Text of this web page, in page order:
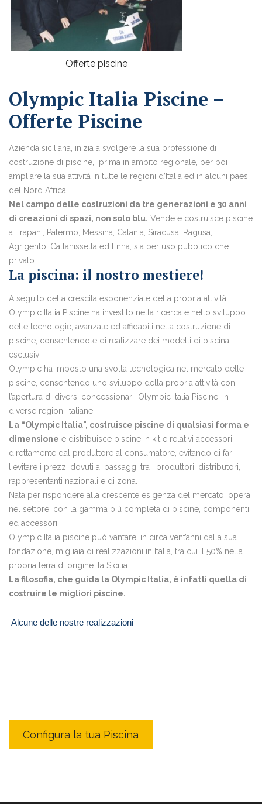
Offerte piscine
Olympic Italia Piscine –
Offerte Piscine
Azienda siciliana, inizia a svolgere la sua professione di
costruzione di piscine, prima in ambito regionale, per poi
ampliare la sua attività in tutte le regioni d’Italia ed in alcuni paesi
del Nord Africa.
Nel campo delle costruzioni da tre generazioni e 30 anni
di creazioni di spazi, non solo blu. Vende e costruisce piscine
a Trapani, Palermo, Messina, Catania, Siracusa, Ragusa,
Agrigento, Caltanissetta ed Enna, sia per uso pubblico che
privato.
La piscina: il nostro mestiere!
A seguito della crescita esponenziale della propria attività,
Olympic Italia Piscine ha investito nella ricerca e nello sviluppo
delle tecnologie, avanzate ed affidabili nella costruzione di
piscine, consentendole di realizzare dei modelli di piscina
esclusivi.
Olympic ha imposto una svolta tecnologica nel mercato delle
piscine, consentendo uno sviluppo della propria attività con
l’apertura di diversi concessionari, Olympic Italia Piscine, in
diverse regioni italiane.
La “Olympic Italia", costruisce piscine di qualsiasi forma e
dimensione e distribuisce piscine in kit e relativi accessori,
direttamente dal produttore al consumatore, evitando di far
lievitare i prezzi dovuti ai passaggi tra i produttori, distributori,
rappresentanti nazionali e di zona.
Nata per rispondere alla crescente esigenza del mercato, opera
nel settore, con la gamma più completa di piscine, componenti
ed accessori.
Olympic Italia piscine può vantare, in circa vent’anni dalla sua
fondazione, migliaia di realizzazioni in Italia, tra cui il 50% nella
propria terra di origine: la Sicilia.
La filosofia, che guida la Olympic Italia, è infatti quella di
costruire le migliori piscine.
Alcune delle nostre realizzazioni
Configura la tua Piscina